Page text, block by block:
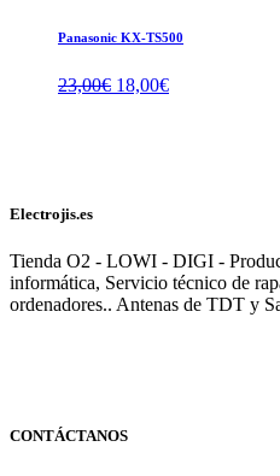
Panasonic KX-TS500
23,00€ El
18,00€El
Electrojis.es
Tienda O2 - LOWI - DIGI -
informática, Servicio técnico de
ordenadores.. Antenas de TDT y
CONTÁCTANOS